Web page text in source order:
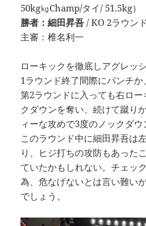
50kg㎏Champ/タイ/ 51.5kg）
勝者：細田昇吾 / KO 2ラウン
主審：椎名利一
ローキックを徹底しアグレッ
1ラウンド終了間際にパンチか
第2ラウンドに入っても右ロ
クダウンを奪い、続けて蹴り
ィーな攻めで3度のノックダ
このラウンド中に細田昇吾は
り、ヒジ打ちの攻防もあった
ていたかもしれない。チェッ
為、危なげないとは言い難い
でしょう。